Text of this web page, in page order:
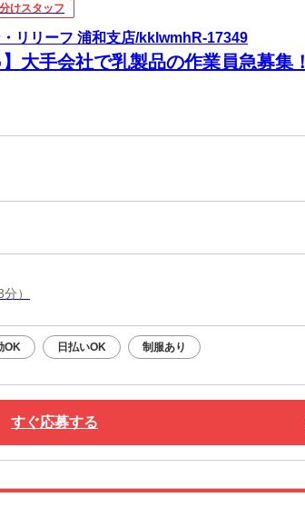
けスタッフ
リリーフ 浦和支店/kklwmhR-17349
】大手会社で乳製品の作業員急募集！
）
OK 日払いOK 制服あり
すぐ応募する